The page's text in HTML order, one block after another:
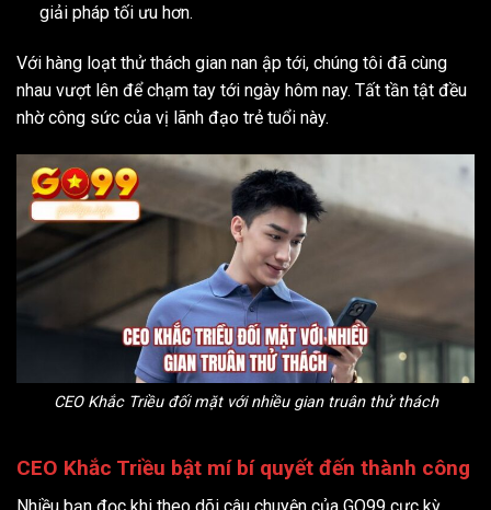
giải pháp tối ưu hơn.
Với hàng loạt thử thách gian nan ập tới, chúng tôi đã cùng
nhau vượt lên để chạm tay tới ngày hôm nay. Tất tần tật đều
nhờ công sức của vị lãnh đạo trẻ tuổi này.
CEO Khắc Triều đối mặt với nhiều gian truân thử thách
CEO Khắc Triều bật mí bí quyết đến thành công